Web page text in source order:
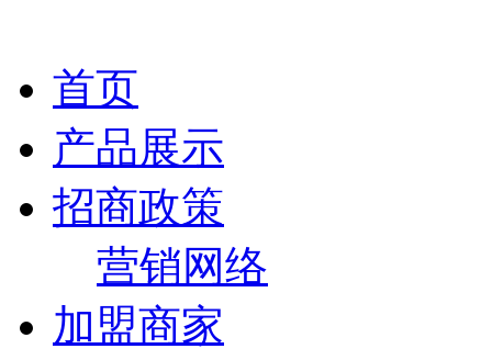
首页
产品展示
招商政策
营销网络
加盟商家